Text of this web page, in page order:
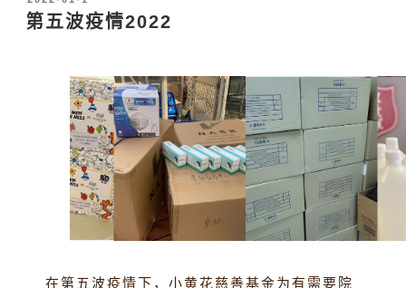
布
于
第五波疫情2022
在第五波疫情下，小黄花慈善基金为有需要院